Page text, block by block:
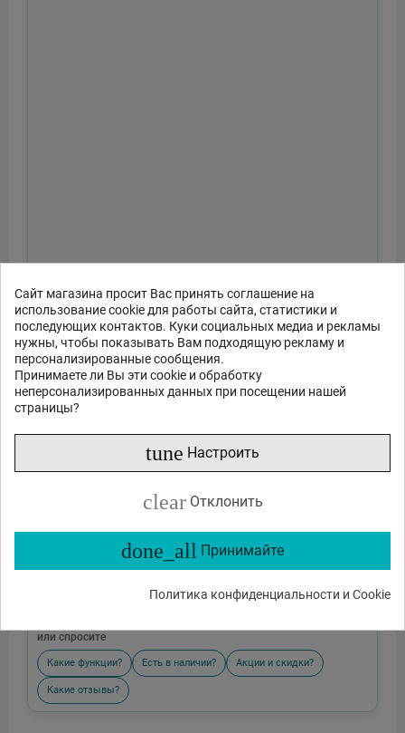
Сайт магазина просит Вас принять соглашение на
использование cookie для работы сайта, статистики и
последующих контактов. Куки социальных медиа и рекламы
нужны, чтобы показывать Вам подходящую рекламу и
персонализированные сообщения.
Принимаете ли Вы эти cookie и обработку
неперсонализированных данных при посещении нашей
страницы?
tune Настроить
clear Отклонить
done_all Принимайте
Политика конфиденциальности и Cookie
Отправить
или спросите
Какие функции? Есть в наличии? Акции и скидки?
Какие отзывы?